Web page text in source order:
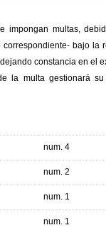
impongan multas,
bajo
constancia en el
la multa gestionará
num. 4
num. 2
num. 1
num. 1